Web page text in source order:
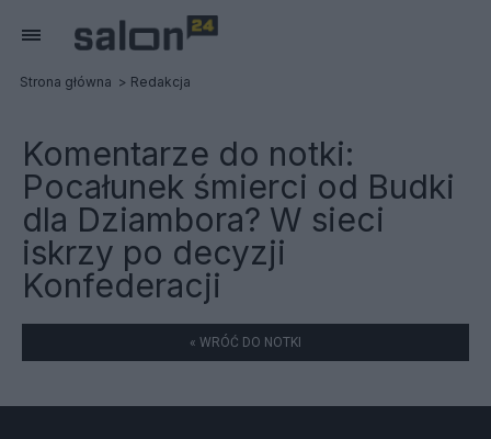
Strona główna Redakcja
Komentarze do notki:
Pocałunek śmierci od Budki
dla Dziambora? W sieci
iskrzy po decyzji
Konfederacji
« WRÓĆ DO NOTKI